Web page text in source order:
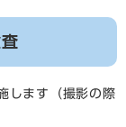
します（撮影の際